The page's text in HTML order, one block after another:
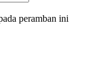
peramban ini